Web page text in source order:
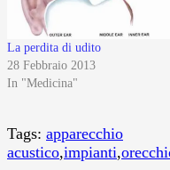
La perdita di udito
28 Febbraio 2013
In "Medicina"
Tags: apparecchio
acustico,impianti,